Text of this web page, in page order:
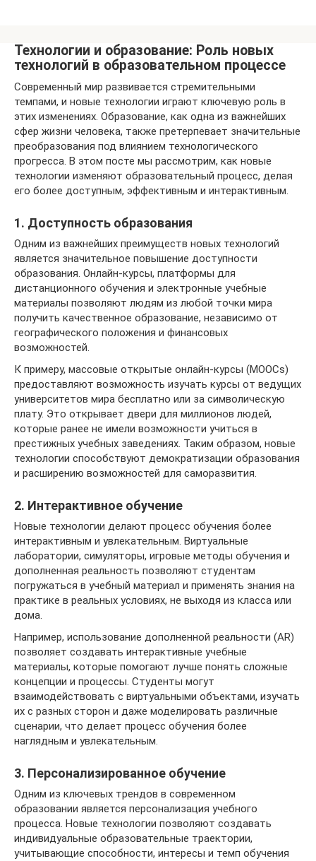
Технологии и образование: Роль новых
технологий в образовательном процессе
Современный мир развивается стремительными
темпами, и новые технологии играют ключевую роль в
этих изменениях. Образование, как одна из важнейших
сфер жизни человека, также претерпевает значительные
преобразования под влиянием технологического
прогресса. В этом посте мы рассмотрим, как новые
технологии изменяют образовательный процесс, делая
его более доступным, эффективным и интерактивным.
1. Доступность образования
Одним из важнейших преимуществ новых технологий
является значительное повышение доступности
образования. Онлайн-курсы, платформы для
дистанционного обучения и электронные учебные
материалы позволяют людям из любой точки мира
получить качественное образование, независимо от
географического положения и финансовых
возможностей.
К примеру, массовые открытые онлайн-курсы (MOOCs)
предоставляют возможность изучать курсы от ведущих
университетов мира бесплатно или за символическую
плату. Это открывает двери для миллионов людей,
которые ранее не имели возможности учиться в
престижных учебных заведениях. Таким образом, новые
технологии способствуют демократизации образования
и расширению возможностей для саморазвития.
2. Интерактивное обучение
Новые технологии делают процесс обучения более
интерактивным и увлекательным. Виртуальные
лаборатории, симуляторы, игровые методы обучения и
дополненная реальность позволяют студентам
погружаться в учебный материал и применять знания на
практике в реальных условиях, не выходя из класса или
дома.
Например, использование дополненной реальности (AR)
позволяет создавать интерактивные учебные
материалы, которые помогают лучше понять сложные
концепции и процессы. Студенты могут
взаимодействовать с виртуальными объектами, изучать
их с разных сторон и даже моделировать различные
сценарии, что делает процесс обучения более
наглядным и увлекательным.
3. Персонализированное обучение
Одним из ключевых трендов в современном
образовании является персонализация учебного
процесса. Новые технологии позволяют создавать
индивидуальные образовательные траектории,
учитывающие способности, интересы и темп обучения